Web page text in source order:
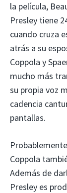
la película,
Presley tiene
cuando cruza
atrás a su
Coppola y
mucho más
su propia voz
cadencia
pantallas.
Coppola
Además de
Presley es